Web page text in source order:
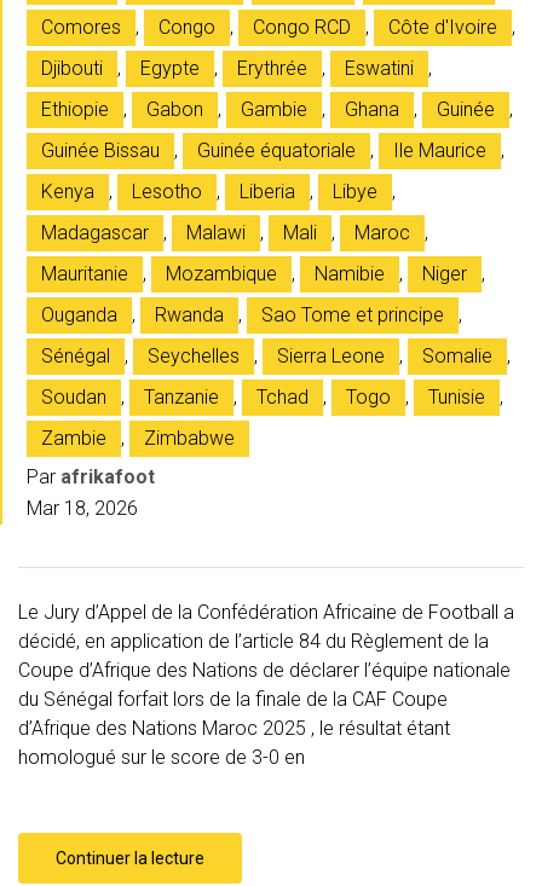
Comores
, Congo , Congo RCD , Côte d'Ivoire
,
Djibouti
, Egypte , Erythrée , Eswatini
,
Ethiopie
, Gabon , Gambie , Ghana , Guinée
,
Guinée Bissau
, Guinée équatoriale , Ile Maurice
,
Kenya
, Lesotho , Liberia , Libye
,
Madagascar
, Malawi , Mali , Maroc
,
Mauritanie
, Mozambique , Namibie , Niger
,
Ouganda
, Rwanda , Sao Tome et principe
,
Sénégal
, Seychelles , Sierra Leone , Somalie
,
Soudan
, Tanzanie , Tchad , Togo , Tunisie
,
Zambie
,
Zimbabwe
Par afrikafoot
Mar 18, 2026
Le Jury d’Appel de la Confédération Africaine de Football a
décidé, en application de l’article 84 du Règlement de la
Coupe d’Afrique des Nations de déclarer l’équipe nationale
du Sénégal forfait lors de la finale de la CAF Coupe
d’Afrique des Nations Maroc 2025 , le résultat étant
homologué sur le score de 3-0 en
Continuer la lecture